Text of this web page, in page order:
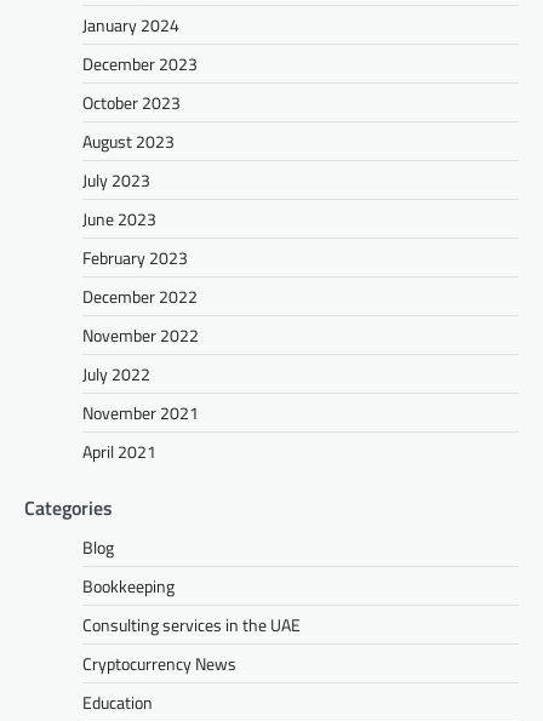
January 2024
December 2023
October 2023
August 2023
July 2023
June 2023
February 2023
December 2022
November 2022
July 2022
November 2021
April 2021
Categories
Blog
Bookkeeping
Consulting services in the UAE
Cryptocurrency News
Education